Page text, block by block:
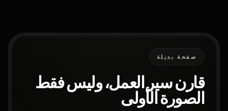
صفحة بديلة
قارن سير العمل، وليس فقط
الصورة الأولى